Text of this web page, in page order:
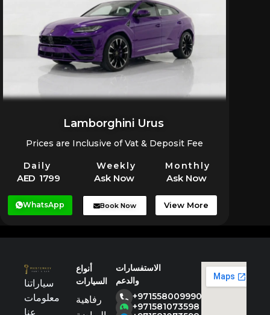
Lamborghini Urus
Prices are Inclusive of Vat & Deposit Fee
Daily Weekly Monthly
AED 1799 Ask Now Ask Now
WhatsApp Book Now View More
سياراتنا
معلومات
عنا
أنواع
السيارات
رفاهية
الاستفسارات
والدعم
+971558009990
+971581073598